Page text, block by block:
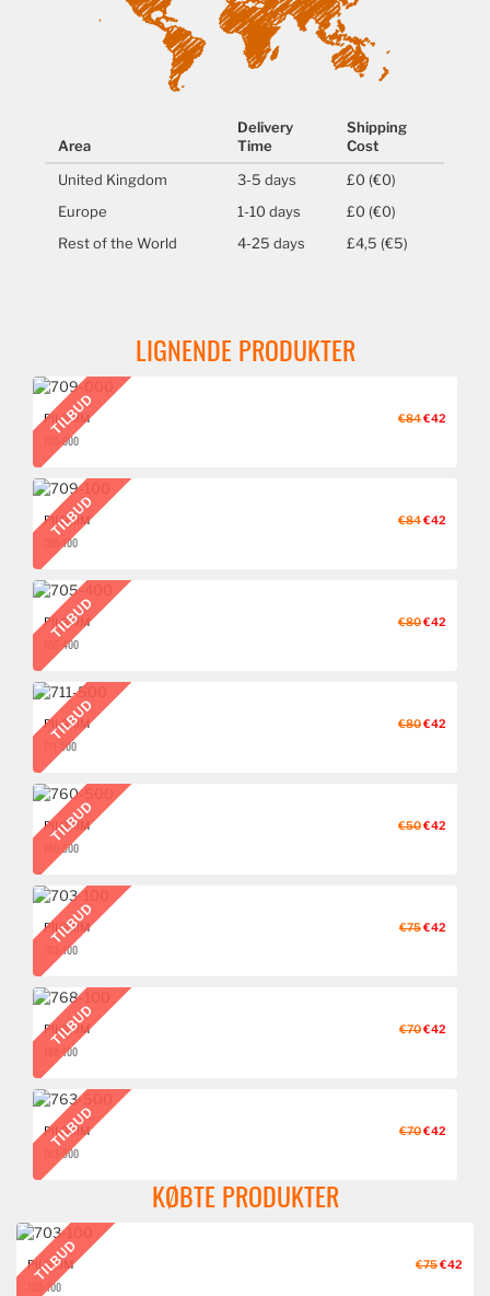
Area
Delivery
Time
Shipping
Cost
United Kingdom
3-5 days
£0 (€0)
Europe
1-10 days
£0 (€0)
Rest of the World
4-25 days £4,5 (€5)
LIGNENDE PRODUKTER
TILBUD €84€42
PILGRIM
709-000
TILBUD €84€42
PILGRIM
709-100
TILBUD €80€42
PILGRIM
705-400
TILBUD €80€42
PILGRIM
711-500
TILBUD €50€42
PILGRIM
760-500
TILBUD €75€42
PILGRIM
703-100
TILBUD €70€42
PILGRIM
768-100
TILBUD €70€42
PILGRIM
763-500
KØBTE PRODUKTER
TILBUD €75€42
PILGRIM
703-100